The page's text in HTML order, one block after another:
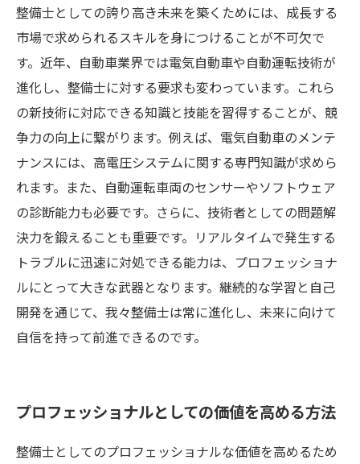
整備士としての誇り高き未来を築くためには、成長する
市場で求められるスキルを身につけることが不可欠で
す。近年、自動車業界では電気自動車や自動運転技術が
進化し、整備士に対する要求も変わっています。これら
の新技術に対応できる知識と技能を習得することが、競
争力の向上に繋がります。例えば、電気自動車のメンテ
ナンスには、高電圧システムに関する専門知識が求めら
れます。また、自動運転車両のセンサーやソフトウェア
の診断能力も必要です。さらに、技術者としての問題解
決力を鍛えることも重要です。リアルタイムで発生する
トラブルに迅速に対処できる能力は、プロフェッショナ
ルにとって大きな武器となります。継続的な学習と自己
開発を通じて、我々整備士は常に進化し、未来に向けて
自信を持って前進できるのです。
プロフェッショナルとしての価値を高める方法
整備士としてのプロフェッショナルな価値を高めるため